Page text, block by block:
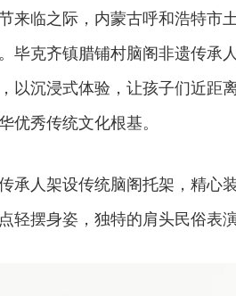
来临之际，内蒙古呼和浩特市
毕克齐镇腊铺村脑阁非遗传承
以沉浸式体验，让孩子们近距
优秀传统文化根基。
承人架设传统脑阁托架，精心
轻摆身姿，独特的肩头民俗表